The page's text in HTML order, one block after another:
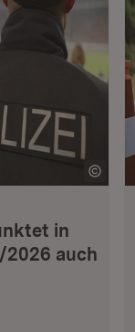
in
2026 auch